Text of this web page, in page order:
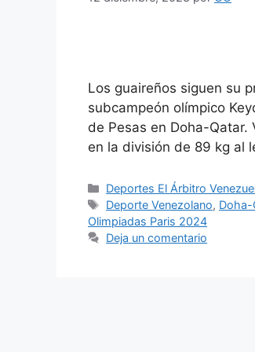
Los guaireños siguen su
subcampeón olímpico
de Pesas en Doha-
en la división de 89 kg al
Deportes El Árbitro
Deporte Venezolano, Doha-
Olimpiadas Paris 2024
Deja un comentario